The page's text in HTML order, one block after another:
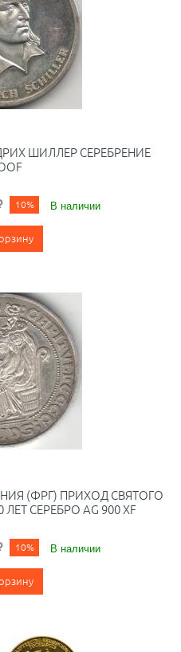
ШИЛЛЕР СЕРЕБРЕНИЕ
10% В наличии
(ФРГ) ПРИХОД СВЯТОГО
СЕРЕБРО AG 900 XF
10% В наличии